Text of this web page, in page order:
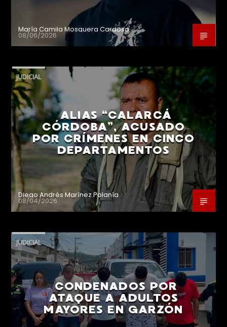
María Camila Mosquera Cardoso
08/06/2026
JUDICIAL
ALIAS “CALARCÁ
CÓRDOBA”, ACUSADO
POR CRÍMENES EN CINCO
DEPARTAMENTOS
Diego Andrés Marínez Polanía
08/04/2026
JUDICIAL
CONDENADOS POR
ATAQUE A ADULTOS
MAYORES EN GARZÓN